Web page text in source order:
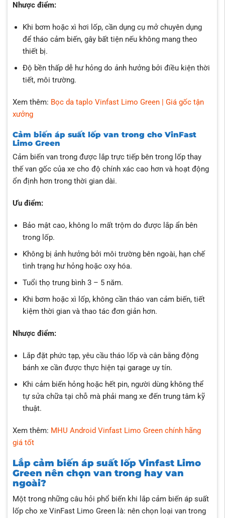
Nhược điểm:
Khi bơm hoặc xì hơi lốp, cần dụng cụ mở chuyên dụng
để tháo cảm biến, gây bất tiện nếu không mang theo
thiết bị.
Độ bền thấp dễ hư hỏng do ảnh hưởng bởi điều kiện thời
tiết, môi trường.
Xem thêm: Bọc da taplo Vinfast Limo Green | Giá gốc tận
xưởng
Cảm biến áp suất lốp van trong cho VinFast
Limo Green
Cảm biến van trong được lắp trực tiếp bên trong lốp thay
thế van gốc của xe cho độ chính xác cao hơn và hoạt động
ổn định hơn trong thời gian dài.
Ưu điểm:
Bảo mật cao, không lo mất trộm do được lắp ẩn bên
trong lốp.
Không bị ảnh hưởng bởi môi trường bên ngoài, hạn chế
tình trạng hư hỏng hoặc oxy hóa.
Tuổi thọ trung bình 3 – 5 năm.
Khi bơm hoặc xì lốp, không cần tháo van cảm biến, tiết
kiệm thời gian và thao tác đơn giản hơn.
Nhược điểm:
Lắp đặt phức tạp, yêu cầu tháo lốp và cân bằng động
bánh xe cần được thực hiện tại garage uy tín.
Khi cảm biến hỏng hoặc hết pin, người dùng không thể
tự sửa chữa tại chỗ mà phải mang xe đến trung tâm kỹ
thuật.
Xem thêm: MHU Android Vinfast Limo Green chính hãng
giá tốt
Lắp cảm biến áp suất lốp Vinfast Limo
Green nên chọn van trong hay van
ngoài?
Một trong những câu hỏi phổ biến khi lắp cảm biến áp suất
lốp cho xe VinFast Limo Green là: nên chọn loại van trong